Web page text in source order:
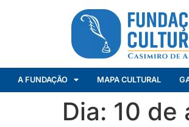
A FUNDAÇÃO MAPA CULTURAL
Dia: 10 de